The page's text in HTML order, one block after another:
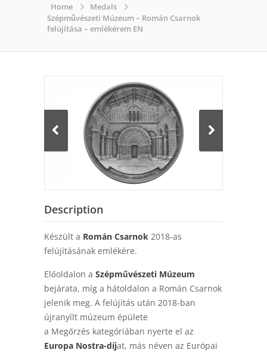
Home
Medals
Szépművészeti Múzeum – Román Csarnok
felújítása – emlékérem EN
Description
Készült a Román Csarnok 2018-as
felújításának emlékére.
Előoldalon a Szépművészeti Múzeum
bejárata, míg a hátoldalon a Román Csarnok
jelenik meg. A felújítás után 2018-ban
újranyílt múzeum épülete
a Megőrzés kategóriában nyerte el az
Europa Nostra-díjat, más néven az Európai